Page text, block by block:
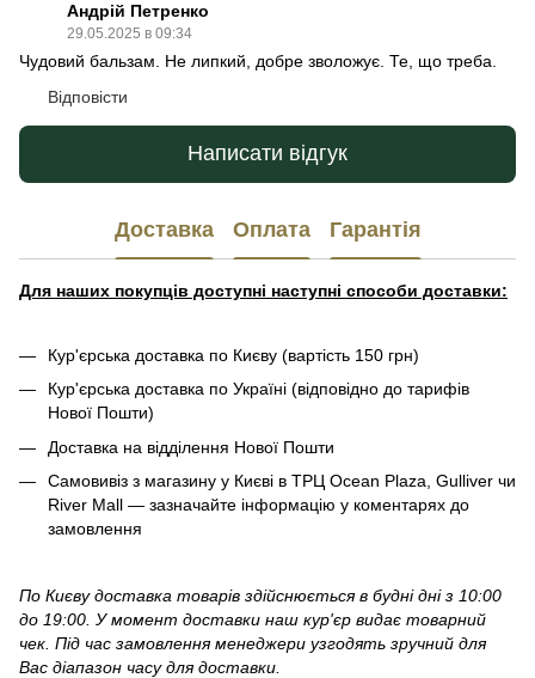
Андрій Петренко
29.05.2025 в 09:34
Чудовий бальзам. Не липкий, добре зволожує. Те, що треба.
Відповісти
Написати відгук
Доставка Оплата Гарантія
Для наших покупців доступні наступні способи доставки:
Кур'єрська доставка по Києву (вартість 150 грн)
Кур'єрська доставка по Україні (відповідно до тарифів
Нової Пошти)
Доставка на відділення Нової Пошти
Самовивіз з магазину у Києві в ТРЦ Ocean Plaza, Gulliver чи
River Mall — зазначайте інформацію у коментарях до
замовлення
По Києву доставка товарів здійснюється в будні дні з 10:00
до 19:00. У момент доставки наш кур'єр видає товарний
чек. Під час замовлення менеджери узгодять зручний для
Вас діапазон часу для доставки.